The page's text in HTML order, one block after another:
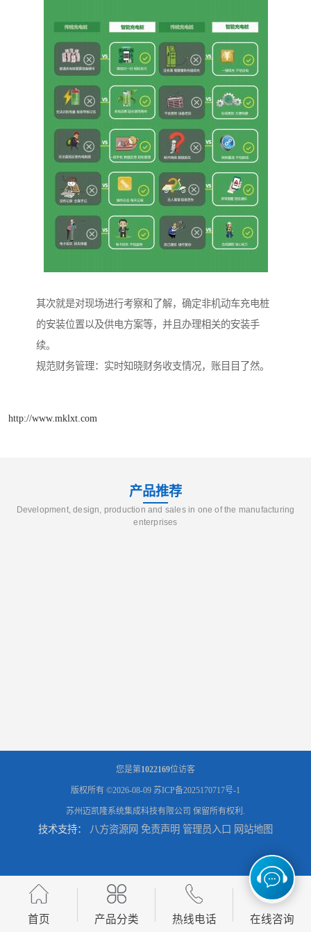
其次就是对现场进行考察和了解，确定非机动车充电桩
的安装位置以及供电方案等，并且办理相关的安装手
续。
规范财务管理：实时知晓财务收支情况，账目目了然。
http://www.mklxt.com
产品推荐
Development, design, production and sales in one of the manufacturing
enterprises
您是第1022169位访客
版权所有 ©2026-08-09 苏ICP备2025170717号-1
苏州迈凯隆系统集成科技有限公司 保留所有权利.
技术支持： 八方资源网 免责声明 管理员入口 网站地图
首页 产品分类 热线电话 在线咨询